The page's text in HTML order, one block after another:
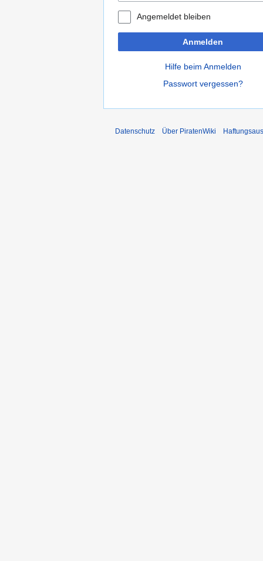
Angemeldet bleiben
Anmelden
Hilfe beim Anmelden
Passwort vergessen?
Datenschutz Über PiratenWiki